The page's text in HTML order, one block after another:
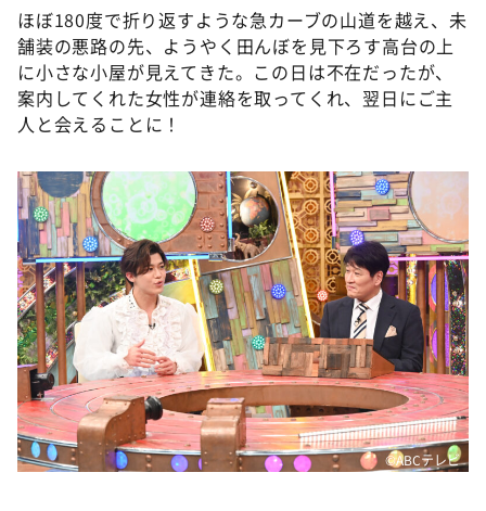
ほぼ180度で折り返すような急カーブの山道を越え、未
舗装の悪路の先、ようやく田んぼを見下ろす高台の上
に小さな小屋が見えてきた。この日は不在だったが、
案内してくれた女性が連絡を取ってくれ、翌日にご主
人と会えることに！
©️ABCテレビ